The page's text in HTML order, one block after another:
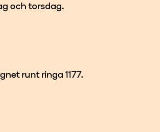
och torsdag.
runt ringa 1177.